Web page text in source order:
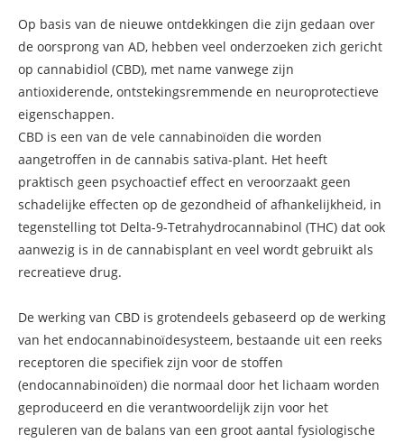
Op basis van de nieuwe ontdekkingen die zijn gedaan over
de oorsprong van AD, hebben veel onderzoeken zich gericht
op cannabidiol (CBD), met name vanwege zijn
antioxiderende, ontstekingsremmende en neuroprotectieve
eigenschappen.
CBD is een van de vele cannabinoïden die worden
aangetroffen in de cannabis sativa-plant. Het heeft
praktisch geen psychoactief effect en veroorzaakt geen
schadelijke effecten op de gezondheid of afhankelijkheid, in
tegenstelling tot Delta-9-Tetrahydrocannabinol (THC) dat ook
aanwezig is in de cannabisplant en veel wordt gebruikt als
recreatieve drug.
De werking van CBD is grotendeels gebaseerd op de werking
van het endocannabinoïdesysteem, bestaande uit een reeks
receptoren die specifiek zijn voor de stoffen
(endocannabinoïden) die normaal door het lichaam worden
geproduceerd en die verantwoordelijk zijn voor het
reguleren van de balans van een groot aantal fysiologische